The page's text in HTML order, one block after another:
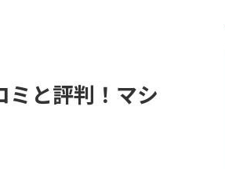
ミと評判！マシ